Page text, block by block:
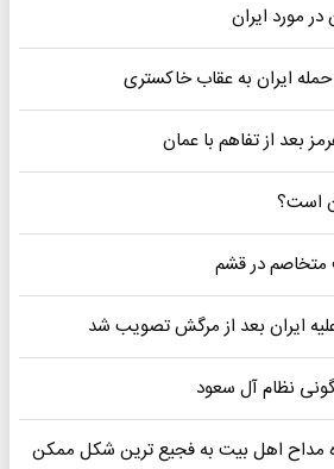
مورد ایران
ایران به عقاب خاکستری
بعد از تفاهم با عمان
است؟
متخاصم در قشم
ایران بعد از مرگش تصویب شد
نظام آل سعود
مداح اهل بیت به فجیع ترین شکل ممکن